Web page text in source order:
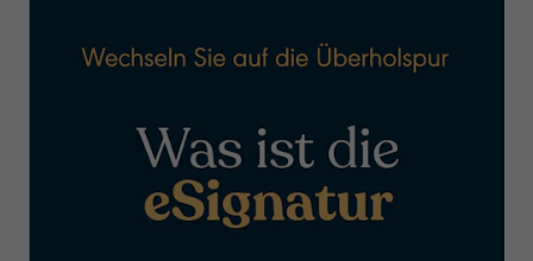
Hinzufügen von Nutzern & Anwendungen
Automatische Updates
Vorteile von SaaS: Eine Abgrenzung zum On-Premise-Modell